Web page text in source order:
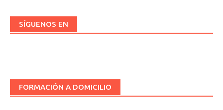
SÍGUENOS EN
FORMACIÓN A DOMICILIO